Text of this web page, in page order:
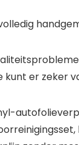
er zeker